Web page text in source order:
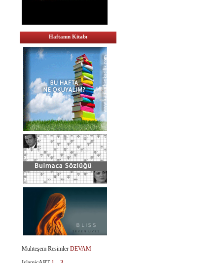
Haftanın Kitabı
Muhteşem Resimler DEVAM